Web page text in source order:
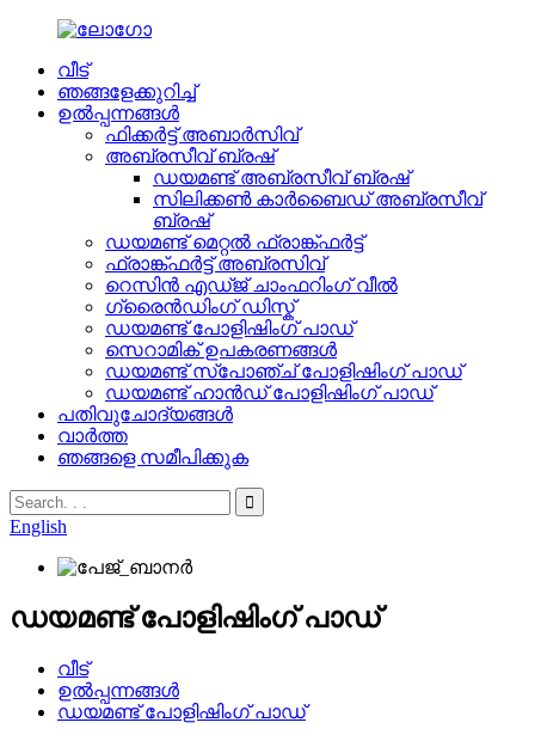
വീട്
ഞങ്ങളേക്കുറിച്ച്
ഉൽപ്പന്നങ്ങൾ
ഫിക്കർട്ട് അബാർസിവ്
അബ്രസീവ് ബ്രഷ്
ഡയമണ്ട് അബ്രസീവ് ബ്രഷ്
സിലിക്കൺ കാർബൈഡ് അബ്രസീവ്
ബ്രഷ്
ഡയമണ്ട് മെറ്റൽ ഫ്രാങ്ക്ഫർട്ട്
ഫ്രാങ്ക്ഫർട്ട് അബ്രസിവ്
റെസിൻ എഡ്ജ് ചാംഫറിംഗ് വീൽ
ഗ്രൈൻഡിംഗ് ഡിസ്ക്
ഡയമണ്ട് പോളിഷിംഗ് പാഡ്
സെറാമിക് ഉപകരണങ്ങൾ
ഡയമണ്ട് സ്പോഞ്ച് പോളിഷിംഗ് പാഡ്
ഡയമണ്ട് ഹാൻഡ് പോളിഷിംഗ് പാഡ്
പതിവുചോദ്യങ്ങൾ
വാർത്ത
ഞങ്ങളെ സമീപിക്കുക
English
ഡയമണ്ട് പോളിഷിംഗ് പാഡ്
വീട്
ഉൽപ്പന്നങ്ങൾ
ഡയമണ്ട് പോളിഷിംഗ് പാഡ്